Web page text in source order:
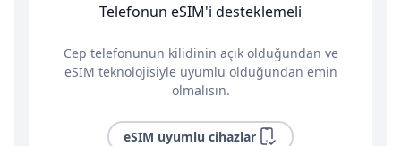
Telefonun eSIM'i desteklemeli
Cep telefonunun kilidinin açık olduğundan ve
eSIM teknolojisiyle uyumlu olduğundan emin
olmalısın.
eSIM uyumlu cihazlar